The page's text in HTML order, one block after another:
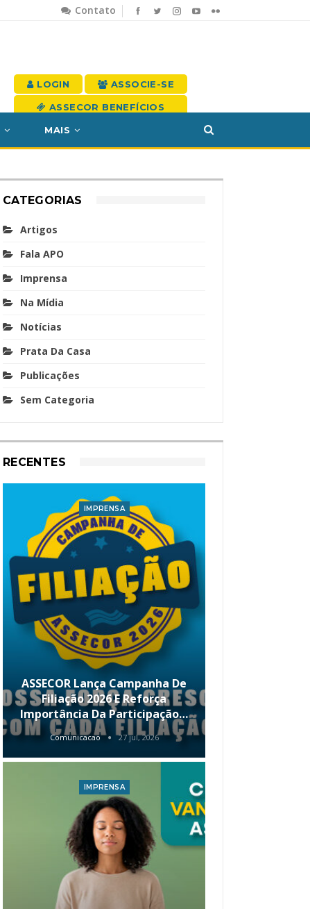
Contato
LOGIN ASSOCIE-SE
ASSECOR BENEFÍCIOS
MAIS
CATEGORIAS
Artigos
Fala APO
Imprensa
Na Mídia
Notícias
Prata Da Casa
Publicações
Sem Categoria
RECENTES
IMPRENSA
ASSECOR Lança Campanha De
Filiação 2026 E Reforça
Importância Da Participação…
Comunicacao 27 jul, 2026
IMPRENSA